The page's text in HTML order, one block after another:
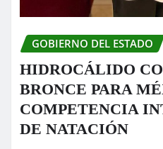
GOBIERNO DEL ESTADO
HIDROCÁLIDO
BRONCE PARA
COMPETENCIA
DE NATACIÓN